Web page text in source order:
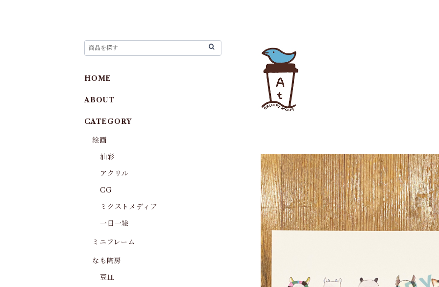
HOME
ABOUT
CATEGORY
絵画
油彩
アクリル
CG
ミクストメディア
一日一絵
ミニフレーム
なも陶房
豆皿